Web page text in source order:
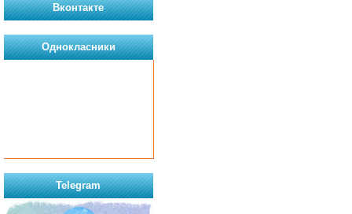
Вконтакте
Однокласники
Telegram